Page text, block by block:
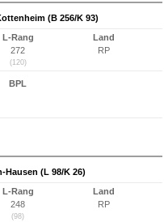
(B 256/K 93)
L-Rang
272
(120)
Land
RP
BPL
Hausen (L 98/K 26)
L-Rang
248
(98)
Land
RP